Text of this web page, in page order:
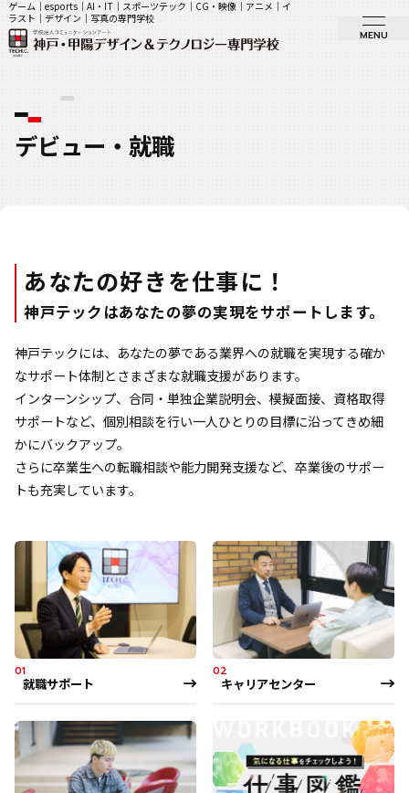
ゲーム｜esports｜AI・IT｜スポーツテック｜CG・映像｜アニメ｜イ
ラスト｜デザイン｜写真の専門学校
MENU
デビュー・就職
あなたの好きを仕事に！
神戸テックはあなたの夢の実現をサポートします。
神戸テックには、あなたの夢である業界への就職を実現する確か
なサポート体制とさまざまな就職支援があります。
インターンシップ、合同・単独企業説明会、模擬面接、資格取得
サポートなど、個別相談を行い一人ひとりの目標に沿ってきめ細
かにバックアップ。
さらに卒業生への転職相談や能力開発支援など、卒業後のサポー
トも充実しています。
01
就職サポート
02
キャリアセンター